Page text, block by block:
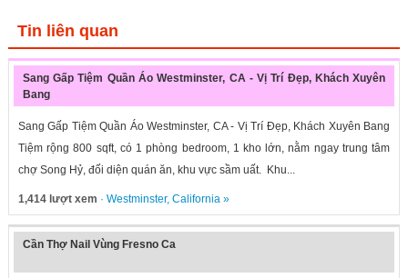
Tin liên quan
Sang Gấp Tiệm Quần Áo Westminster, CA - Vị Trí Đẹp, Khách Xuyên
Bang
Sang Gấp Tiệm Quần Áo Westminster, CA - Vị Trí Đẹp, Khách Xuyên Bang
Tiệm rộng 800 sqft, có 1 phòng bedroom, 1 kho lớn, nằm ngay trung tâm
chợ Song Hỷ, đối diện quán ăn, khu vực sầm uất. Khu...
1,414 lượt xem · Westminster, California»
Cần Thợ Nail Vùng Fresno Ca